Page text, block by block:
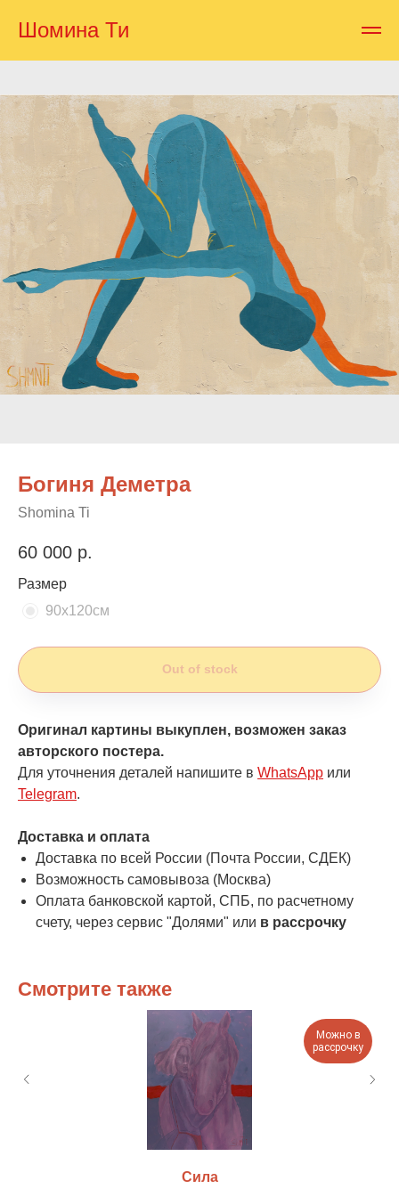
Шомина Ти
Богиня Деметра
Shomina Ti
60 000 р.
Размер
90х120см
Out of stock
Оригинал картины выкуплен, возможен заказ
авторского постера.
Для уточнения деталей напишите в WhatsApp или
Telegram.
Доставка и оплата
Доставка по всей России (Почта России, СДЕК)
Возможность самовывоза (Москва)
Оплата банковской картой, СПБ, по расчетному
счету, через сервис "Долями" или в рассрочку
Смотрите также
Можно в
рассрочку
Сила